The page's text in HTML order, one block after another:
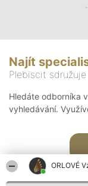
ORLOVÉ
Najít
Plebiscit
Hledáte odborníka
vyhledávání.